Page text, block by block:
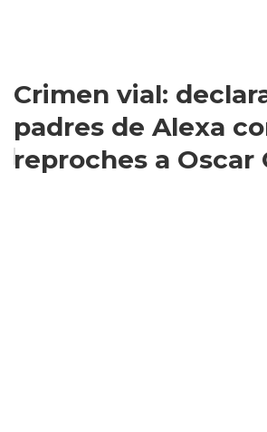
Crimen vial:
padres de Alexa
reproches a Oscar